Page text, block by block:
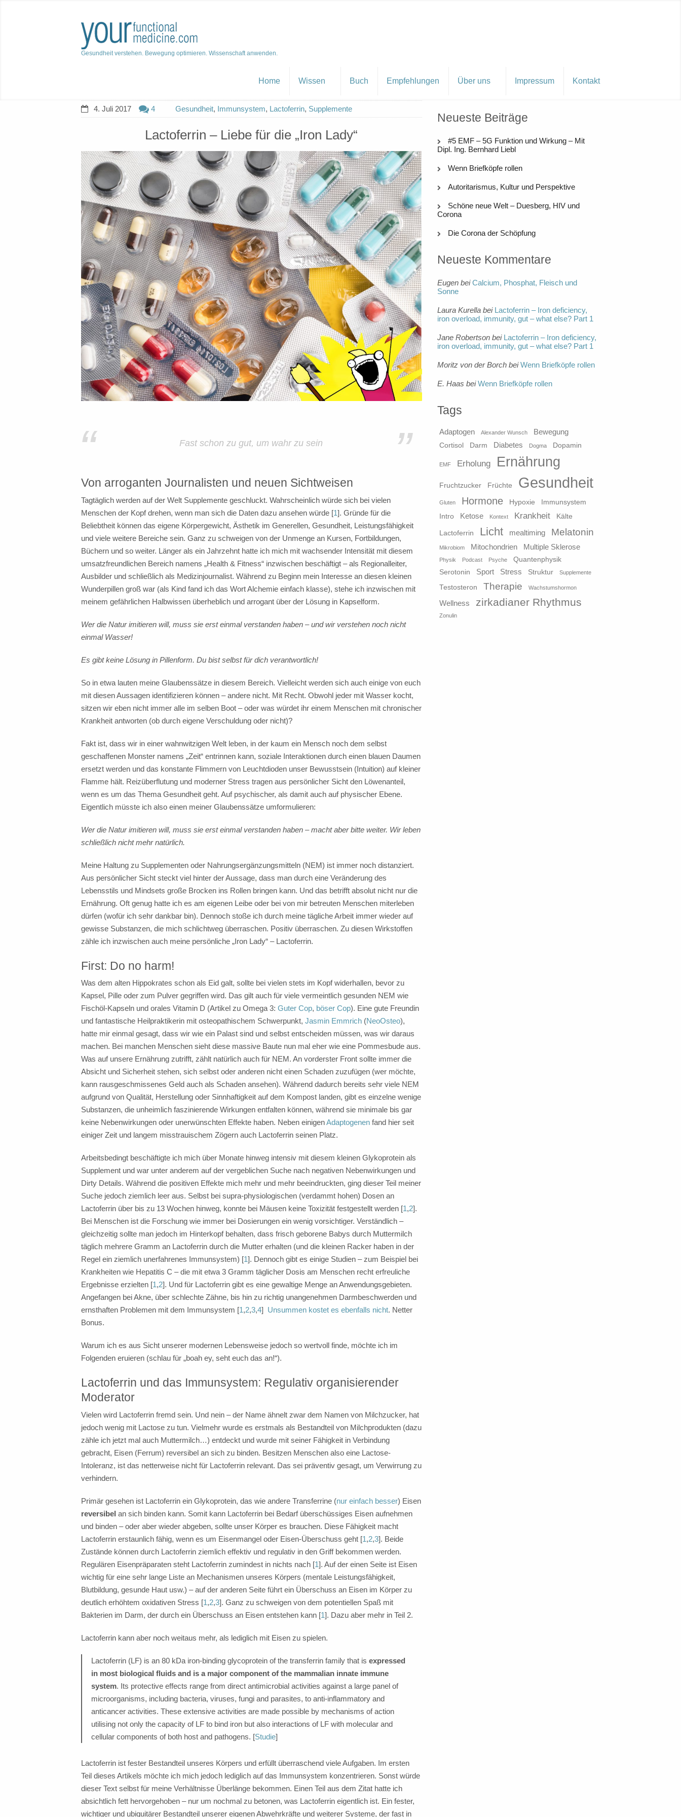
Gesundheit verstehen. Bewegung optimieren. Wissenschaft anwenden.
Home Wissen Buch Empfehlungen Über uns Impressum Kontakt
4. Juli 2017 4 Gesundheit, Immunsystem, Lactoferrin, Supplemente
Lactoferrin – Liebe für die „Iron Lady“
”
“ Fast schon zu gut, um wahr zu sein
Von arroganten Journalisten und neuen Sichtweisen
Tagtäglich werden auf der Welt Supplemente geschluckt. Wahrscheinlich würde sich bei vielen
Menschen der Kopf drehen, wenn man sich die Daten dazu ansehen würde [1]. Gründe für die
Beliebtheit können das eigene Körpergewicht, Ästhetik im Generellen, Gesundheit, Leistungsfähigkeit
und viele weitere Bereiche sein. Ganz zu schweigen von der Unmenge an Kursen, Fortbildungen,
Büchern und so weiter. Länger als ein Jahrzehnt hatte ich mich mit wachsender Intensität mit diesem
umsatzfreundlichen Bereich namens „Health & Fitness“ inzwischen beschäftigt – als Regionalleiter,
Ausbilder und schließlich als Medizinjournalist. Während zu Beginn mein Interesse an diesen kleinen
Wunderpillen groß war (als Kind fand ich das Wort Alchemie einfach klasse), stehe ich inzwischen mit
meinem gefährlichen Halbwissen überheblich und arrogant über der Lösung in Kapselform.
Wer die Natur imitieren will, muss sie erst einmal verstanden haben – und wir verstehen noch nicht
einmal Wasser!
Es gibt keine Lösung in Pillenform. Du bist selbst für dich verantwortlich!
So in etwa lauten meine Glaubenssätze in diesem Bereich. Vielleicht werden sich auch einige von euch
mit diesen Aussagen identifizieren können – andere nicht. Mit Recht. Obwohl jeder mit Wasser kocht,
sitzen wir eben nicht immer alle im selben Boot – oder was würdet ihr einem Menschen mit chronischer
Krankheit antworten (ob durch eigene Verschuldung oder nicht)?
Fakt ist, dass wir in einer wahnwitzigen Welt leben, in der kaum ein Mensch noch dem selbst
geschaffenen Monster namens „Zeit“ entrinnen kann, soziale Interaktionen durch einen blauen Daumen
ersetzt werden und das konstante Flimmern von Leuchtdioden unser Bewusstsein (Intuition) auf kleiner
Flamme hält. Reizüberflutung und moderner Stress tragen aus persönlicher Sicht den Löwenanteil,
wenn es um das Thema Gesundheit geht. Auf psychischer, als damit auch auf physischer Ebene.
Eigentlich müsste ich also einen meiner Glaubenssätze umformulieren:
Wer die Natur imitieren will, muss sie erst einmal verstanden haben – macht aber bitte weiter. Wir leben
schließlich nicht mehr natürlich.
Meine Haltung zu Supplementen oder Nahrungsergänzungsmitteln (NEM) ist immer noch distanziert.
Aus persönlicher Sicht steckt viel hinter der Aussage, dass man durch eine Veränderung des
Lebensstils und Mindsets große Brocken ins Rollen bringen kann. Und das betrifft absolut nicht nur die
Ernährung. Oft genug hatte ich es am eigenen Leibe oder bei von mir betreuten Menschen miterleben
dürfen (wofür ich sehr dankbar bin). Dennoch stoße ich durch meine tägliche Arbeit immer wieder auf
gewisse Substanzen, die mich schlichtweg überraschen. Positiv überraschen. Zu diesen Wirkstoffen
zähle ich inzwischen auch meine persönliche „Iron Lady“ – Lactoferrin.
First: Do no harm!
Was dem alten Hippokrates schon als Eid galt, sollte bei vielen stets im Kopf widerhallen, bevor zu
Kapsel, Pille oder zum Pulver gegriffen wird. Das gilt auch für viele vermeintlich gesunden NEM wie
Fischöl-Kapseln und orales Vitamin D (Artikel zu Omega 3: Guter Cop, böser Cop). Eine gute Freundin
und fantastische Heilpraktikerin mit osteopathischem Schwerpunkt, Jasmin Emmrich (NeoOsteo),
hatte mir einmal gesagt, dass wir wie ein Palast sind und selbst entscheiden müssen, was wir daraus
machen. Bei manchen Menschen sieht diese massive Baute nun mal eher wie eine Pommesbude aus.
Was auf unsere Ernährung zutrifft, zählt natürlich auch für NEM. An vorderster Front sollte immer die
Absicht und Sicherheit stehen, sich selbst oder anderen nicht einen Schaden zuzufügen (wer möchte,
kann rausgeschmissenes Geld auch als Schaden ansehen). Während dadurch bereits sehr viele NEM
aufgrund von Qualität, Herstellung oder Sinnhaftigkeit auf dem Kompost landen, gibt es einzelne wenige
Substanzen, die unheimlich faszinierende Wirkungen entfalten können, während sie minimale bis gar
keine Nebenwirkungen oder unerwünschten Effekte haben. Neben einigenAdaptogenen fand hier seit
einiger Zeit und langem misstrauischem Zögern auch Lactoferrin seinen Platz.
Arbeitsbedingt beschäftigte ich mich über Monate hinweg intensiv mit diesem kleinen Glykoprotein als
Supplement und war unter anderem auf der vergeblichen Suche nach negativen Nebenwirkungen und
Dirty Details. Während die positiven Effekte mich mehr und mehr beeindruckten, ging dieser Teil meiner
Suche jedoch ziemlich leer aus. Selbst bei supra-physiologischen (verdammt hohen) Dosen an
Lactoferrin über bis zu 13 Wochen hinweg, konnte bei Mäusen keine Toxizität festgestellt werden [1,2].
Bei Menschen ist die Forschung wie immer bei Dosierungen ein wenig vorsichtiger. Verständlich –
gleichzeitig sollte man jedoch im Hinterkopf behalten, dass frisch geborene Babys durch Muttermilch
täglich mehrere Gramm an Lactoferrin durch die Mutter erhalten (und die kleinen Racker haben in der
Regel ein ziemlich unerfahrenes Immunsystem) [1]. Dennoch gibt es einige Studien – zum Beispiel bei
Krankheiten wie Hepatitis C – die mit etwa 3 Gramm täglicher Dosis am Menschen recht erfreuliche
Ergebnisse erzielten [1,2]. Und für Lactoferrin gibt es eine gewaltige Menge an Anwendungsgebieten.
Angefangen bei Akne, über schlechte Zähne, bis hin zu richtig unangenehmen Darmbeschwerden und
ernsthaften Problemen mit dem Immunsystem [1,2,3,4] Unsummen kostet es ebenfalls nicht. Netter
Bonus.
Warum ich es aus Sicht unserer modernen Lebensweise jedoch so wertvoll finde, möchte ich im
Folgenden eruieren (schlau für „boah ey, seht euch das an!“).
Lactoferrin und das Immunsystem: Regulativ organisierender
Moderator
Vielen wird Lactoferrin fremd sein. Und nein – der Name ähnelt zwar dem Namen von Milchzucker, hat
jedoch wenig mit Lactose zu tun. Vielmehr wurde es erstmals als Bestandteil von Milchprodukten (dazu
zähle ich jetzt mal auch Muttermilch…) entdeckt und wurde mit seiner Fähigkeit in Verbindung
gebracht, Eisen (Ferrum) reversibel an sich zu binden. Besitzen Menschen also eine Lactose-
Intoleranz, ist das netterweise nicht für Lactoferrin relevant. Das sei präventiv gesagt, um Verwirrung zu
verhindern.
Primär gesehen ist Lactoferrin ein Glykoprotein, das wie andere Transferrine (nur einfach besser) Eisen
reversibel an sich binden kann. Somit kann Lactoferrin bei Bedarf überschüssiges Eisen aufnehmen
und binden – oder aber wieder abgeben, sollte unser Körper es brauchen. Diese Fähigkeit macht
Lactoferrin erstaunlich fähig, wenn es um Eisenmangel oder Eisen-Überschuss geht [1,2,3]. Beide
Zustände können durch Lactoferrin ziemlich effektiv und regulativ in den Griff bekommen werden.
Regulären Eisenpräparaten steht Lactoferrin zumindest in nichts nach [1]. Auf der einen Seite ist Eisen
wichtig für eine sehr lange Liste an Mechanismen unseres Körpers (mentale Leistungsfähigkeit,
Blutbildung, gesunde Haut usw.) – auf der anderen Seite führt ein Überschuss an Eisen im Körper zu
deutlich erhöhtem oxidativen Stress [1,2,3]. Ganz zu schweigen von dem potentiellen Spaß mit
Bakterien im Darm, der durch ein Überschuss an Eisen entstehen kann [1]. Dazu aber mehr in Teil 2.
Lactoferrin kann aber noch weitaus mehr, als lediglich mit Eisen zu spielen.
Lactoferrin (LF) is an 80 kDa iron-binding glycoprotein of the transferrin family that is expressed
in most biological fluids and is a major component of the mammalian innate immune
system. Its protective effects range from direct antimicrobial activities against a large panel of
microorganisms, including bacteria, viruses, fungi and parasites, to anti-inflammatory and
anticancer activities. These extensive activities are made possible by mechanisms of action
utilising not only the capacity of LF to bind iron but also interactions of LF with molecular and
cellular components of both host and pathogens. [Studie]
Lactoferrin ist fester Bestandteil unseres Körpers und erfüllt überraschend viele Aufgaben. Im ersten
Teil dieses Artikels möchte ich mich jedoch lediglich auf das Immunsystem konzentrieren. Sonst würde
dieser Text selbst für meine Verhältnisse Überlänge bekommen. Einen Teil aus dem Zitat hatte ich
absichtlich fett hervorgehoben – nur um nochmal zu betonen, was Lactoferrin eigentlich ist. Ein fester,
wichtiger und ubiquitärer Bestandteil unserer eigenen Abwehrkräfte und weiterer Systeme, der fast in
Neueste Beiträge
#5 EMF – 5G Funktion und Wirkung – Mit
Dipl. Ing. Bernhard Liebl
Wenn Briefköpfe rollen
Autoritarismus, Kultur und Perspektive
Schöne neue Welt – Duesberg, HIV und
Corona
Die Corona der Schöpfung
Neueste Kommentare
Eugen beiCalcium, Phosphat, Fleisch und
Sonne
Laura Kurella bei Lactoferrin – Iron deficiency,
iron overload, immunity, gut – what else? Part 1
Jane Robertson bei Lactoferrin – Iron deficiency,
iron overload, immunity, gut – what else? Part 1
Moritz von der Borch beiWenn Briefköpfe rollen
E. Haas beiWenn Briefköpfe rollen
Tags
Adaptogen Alexander Wunsch Bewegung
Cortisol Darm Diabetes Dogma Dopamin
EMF Erholung Ernährung
Fruchtzucker Früchte Gesundheit
Gluten Hormone Hypoxie
Immunsystem
Intro
Ketose Kontext Krankheit Kälte
Lactoferrin Licht mealtiming Melatonin
Mikrobiom Mitochondrien Multiple Sklerose
Physik Podcast Psyche
Quantenphysik
Serotonin
Sport Stress Struktur Supplemente
Testosteron Therapie Wachstumshormon
Wellness zirkadianer Rhythmus
Zonulin